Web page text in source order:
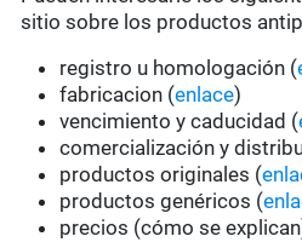
sitio sobre los productos
registro u homologación (
fabricacion (enlace)
vencimiento y caducidad (
comercialización y
productos originales (
productos genéricos (
precios (cómo se